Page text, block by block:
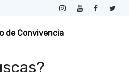
de Convivencia